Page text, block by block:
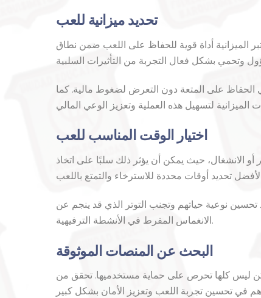
تحديد ميزانية للعب
الميزانية أداة قوية للحفاظ على اللعب ضمن نطاق
الحفاظ على المتعة دون التعرض لضغوط مالية. كما
اختيار الوقت المناسب للعب
الانشغال، حيث يمكن أن يؤثر ذلك سلبًا على اتخاذ
نوعية حياتهم وتجنب التوتر الذي قد ينجم عن
الانغماس المفرط في الأنشطة الترفيهية.
البحث عن المنصات الموثوقة
ليس كلها تحرص على حماية مستخدميها. تحقق من